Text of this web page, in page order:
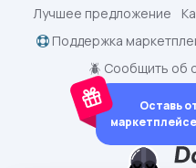
Лучшее предложение
Поддержка
🪲 Сообщить об
Оставь